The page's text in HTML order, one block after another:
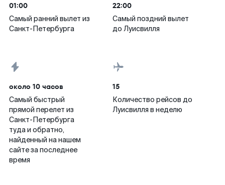
01:00
Самый ранний вылет из
Санкт-Петербурга
22:00
Самый поздний вылет
до Луисвилля
около 10 часов
Самый быстрый
прямой перелет из
Санкт-Петербурга
туда и обратно,
найденный на нашем
сайте за последнее
время
15
Количество рейсов до
Луисвилля в неделю